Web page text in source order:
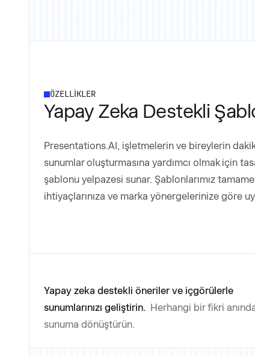
ÖZELLİKLER
Yapay Zeka Destekli
Presentations.AI, işletmelerin ve bireylerin
sunumlar oluşturmasına yardımcı olmak için
şablonu yelpazesi sunar. Şablonlarımız
ihtiyaçlarınıza ve marka yönergelerinize göre
Yapay zeka destekli öneriler ve içgörülerle
sunumlarınızı geliştirin. Herhangi bir fikri
sunuma dönüştürün.